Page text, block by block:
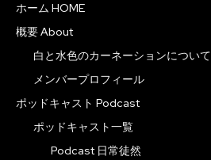
ホーム HOME
概要 About
白と水色のカーネーションについて
メンバープロフィール
ポッドキャスト Podcast
ポッドキャスト一覧
Podcast 日常徒然